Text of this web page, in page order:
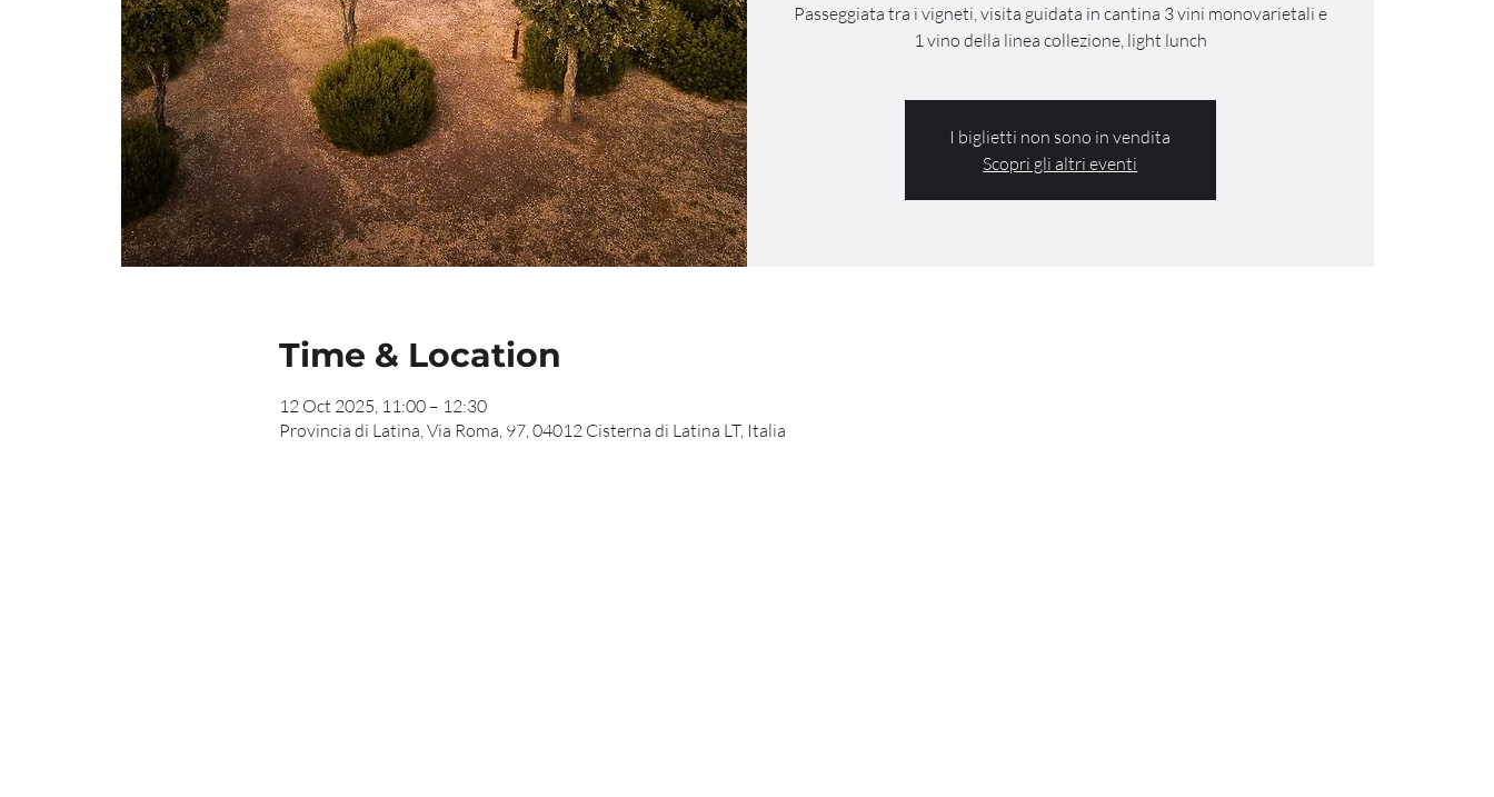
Passeggiata tra i vigneti, visita guidata in cantina 3 vini monovarietali e
1 vino della linea collezione, light lunch
I biglietti non sono in vendita
Scopri gli altri eventi
Time & Location
12 Oct 2025, 11:00 – 12:30
Provincia di Latina, Via Roma, 97, 04012 Cisterna di Latina LT, Italia